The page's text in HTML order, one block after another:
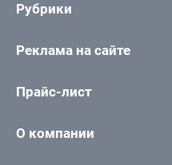
Рубрики
Реклама на сайте
Прайс-лист
О компании